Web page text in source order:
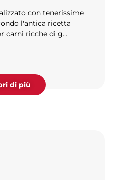
con tenerissime
l'antica ricetta
carni ricche di g...
di più